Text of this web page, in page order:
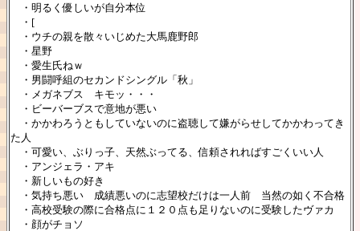
・明るく優しいが自分本位
・[
・ウチの親を散々いじめた大馬鹿野郎
・星野
・愛生氏ねｗ
・男闘呼組のセカンドシングル「秋」
・メガネブス キモッ・・・
・ビーバーブスで意地が悪い
・かかわろうともしていないのに盗聴して嫌がらせしてかかわってき
た人
・可愛い、ぶりっ子、天然ぶってる、信頼されればすごくいい人
・アンジェラ・アキ
・新しいもの好き
・気持ち悪い 成績悪いのに志望校だけは一人前 当然の如く不合格
・高校受験の際に合格点に１２０点も足りないのに受験したヴァカ
・顔がチョソ